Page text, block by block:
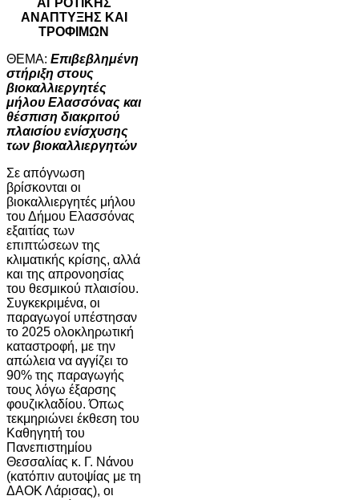
ΑΓΡΟΤΙΚΗΣ
ΑΝΑΠΤΥΞΗΣ ΚΑΙ
ΤΡΟΦΙΜΩΝ
ΘΕΜΑ: Επιβεβλημένη
στήριξη στους
βιοκαλλιεργητές
μήλου Ελασσόνας και
θέσπιση διακριτού
πλαισίου ενίσχυσης
των βιοκαλλιεργητών
Σε απόγνωση
βρίσκονται οι
βιοκαλλιεργητές μήλου
του Δήμου Ελασσόνας
εξαιτίας των
επιπτώσεων της
κλιματικής κρίσης, αλλά
και της απρονοησίας
του θεσμικού πλαισίου.
Συγκεκριμένα, οι
παραγωγοί υπέστησαν
το 2025 ολοκληρωτική
καταστροφή, με την
απώλεια να αγγίζει το
90% της παραγωγής
τους λόγω έξαρσης
φουζικλαδίου. Όπως
τεκμηριώνει έκθεση του
Καθηγητή του
Πανεπιστημίου
Θεσσαλίας κ. Γ. Νάνου
(κατόπιν αυτοψίας με τη
ΔΑΟΚ Λάρισας), οι